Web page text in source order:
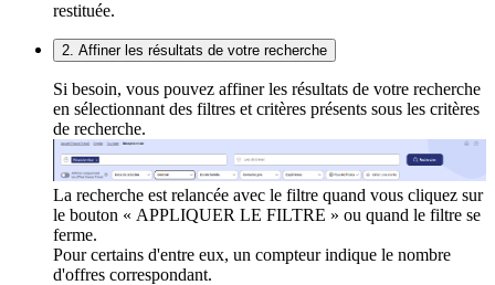
restituée.
2. Affiner les résultats de votre recherche
Si besoin, vous pouvez affiner les résultats de votre recherche
en sélectionnant des filtres et critères présents sous les critères
de recherche.
La recherche est relancée avec le filtre quand vous cliquez sur
le bouton « APPLIQUER LE FILTRE » ou quand le filtre se
ferme.
Pour certains d'entre eux, un compteur indique le nombre
d'offres correspondant.